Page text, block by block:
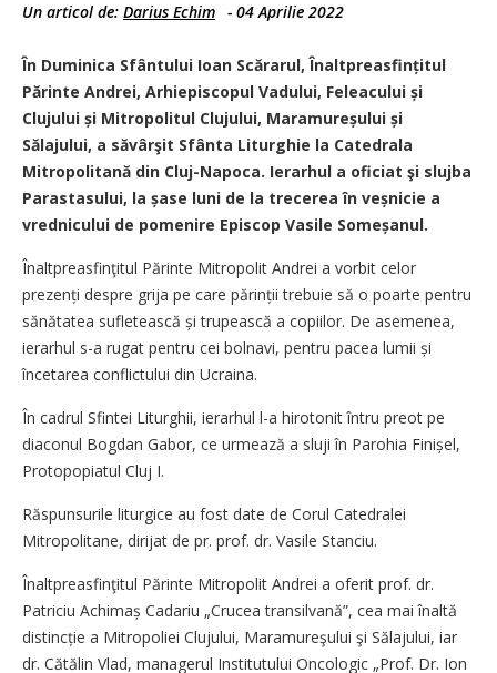
Un articol de: Darius Echim - 04 Aprilie 2022
În Duminica Sfântului Ioan Scărarul, Înaltpreasfințitul
Părinte Andrei, Arhiepiscopul Vadului, Feleacului și
Clujului și Mitropolitul Clujului, Maramureșului și
Sălajului, a săvârşit Sfânta Liturghie la Catedrala
Mitropolitană din Cluj-Napoca. Ierarhul a oficiat şi slujba
Parastasului, la șase luni de la trecerea în veșnicie a
vrednicului de pomenire Episcop Vasile Someșanul.
Înaltpreasfinţitul Părinte Mitropolit Andrei a vorbit celor
prezenți despre grija pe care părinții trebuie să o poarte pentru
sănătatea sufletească și trupească a copiilor. De asemenea,
ierarhul s-a rugat pentru cei bolnavi, pentru pacea lumii și
încetarea conflictului din Ucraina.
În cadrul Sfintei Liturghii, ierarhul l-a hirotonit întru preot pe
diaconul Bogdan Gabor, ce urmează a sluji în Parohia Finișel,
Protopopiatul Cluj I.
Răspunsurile liturgice au fost date de Corul Catedralei
Mitropolitane, dirijat de pr. prof. dr. Vasile Stanciu.
Înaltpreasfinţitul Părinte Mitropolit Andrei a oferit prof. dr.
Patriciu Achimaș Cadariu „Crucea transilvană”, cea mai înaltă
distincție a Mitropoliei Clujului, Maramureşului şi Sălajului, iar
dr. Cătălin Vlad, managerul Institutului Oncologic „Prof. Dr. Ion